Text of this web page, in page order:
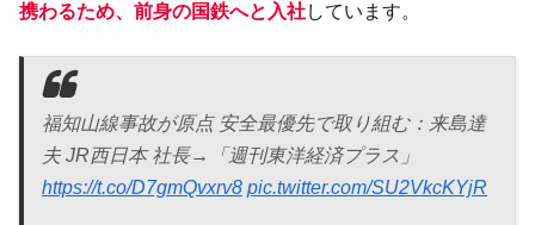
携わるため、前身の国鉄へと入社しています。
福知山線事故が原点 安全最優先で取り組む：来島達
夫 JR西日本 社長→「週刊東洋経済プラス」
https://t.co/D7gmQvxrv8 pic.twitter.com/SU2VkcKYjR